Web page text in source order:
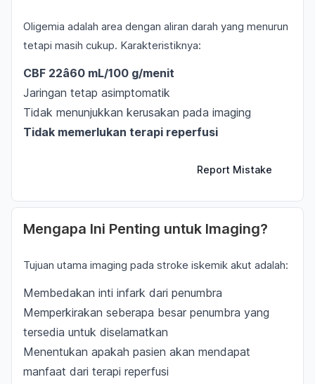
Oligemia adalah area dengan aliran darah yang menurun
tetapi masih cukup. Karakteristiknya:
CBF 22â60 mL/100 g/menit
Jaringan tetap asimptomatik
Tidak menunjukkan kerusakan pada imaging
Tidak memerlukan terapi reperfusi
Report Mistake
Mengapa Ini Penting untuk Imaging?
Tujuan utama imaging pada stroke iskemik akut adalah:
Membedakan inti infark dari penumbra
Memperkirakan seberapa besar penumbra yang
tersedia untuk diselamatkan
Menentukan apakah pasien akan mendapat
manfaat dari terapi reperfusi